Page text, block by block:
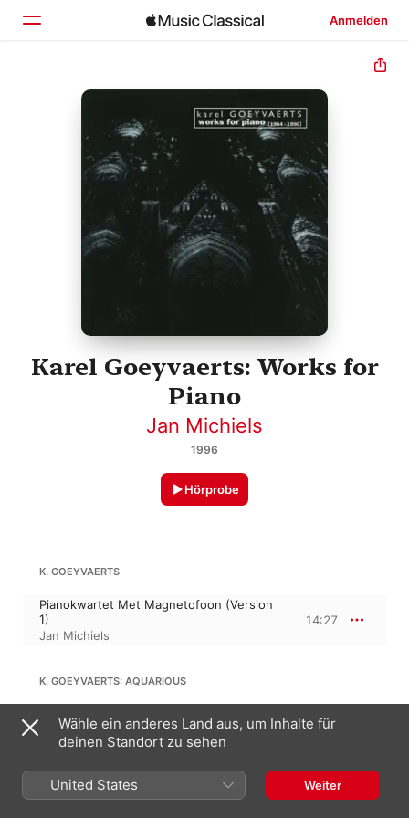
Anmelden
Startseite
Entdecken
Suchen
Karel Goeyvaerts: Works for
Piano
Jan Michiels
1996
Hörprobe
K. GOEYVAERTS
Pianokwartet Met Magnetofoon (Version
1)
Jan Michiels
14:27
K. GOEYVAERTS: AQUARIOUS
Tango
Jan Michiels
1:52
K. GOEYVAERTS 44:09
Wähle ein anderes Land aus, um Inhalte für
deinen Standort zu sehen
United States Weiter